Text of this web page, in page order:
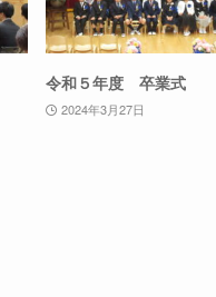
令和５年度 卒業式
2024年3月27日